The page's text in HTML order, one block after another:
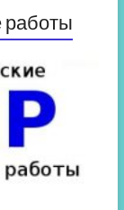
работы